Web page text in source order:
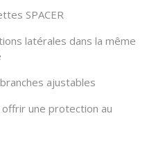
SPACER
latérales dans la même
ajustables
une protection au